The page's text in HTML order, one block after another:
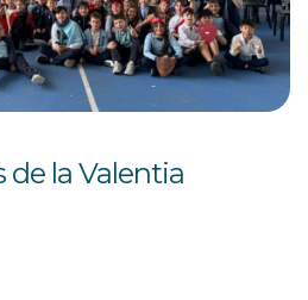
de la Valentia